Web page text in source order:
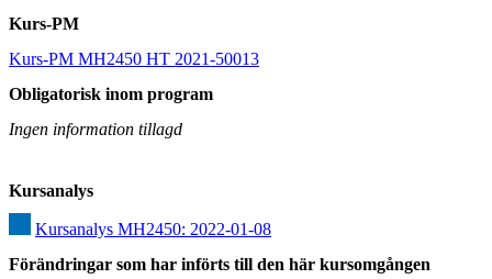
Kurs-PM
Kurs-PM MH2450 HT 2021-50013
Obligatorisk inom program
Ingen information tillagd
Kursanalys
Kursanalys MH2450: 2022-01-08
Förändringar som har införts till den här kursomgången